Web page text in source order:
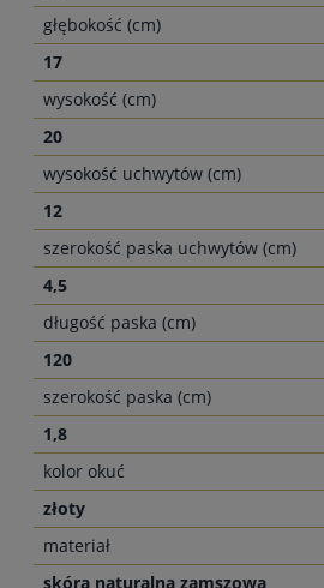
głębokość (cm)
17
wysokość (cm)
20
wysokość uchwytów (cm)
12
szerokość paska uchwytów (cm)
4,5
długość paska (cm)
120
szerokość paska (cm)
1,8
kolor okuć
złoty
materiał
skóra naturalna zamszowa